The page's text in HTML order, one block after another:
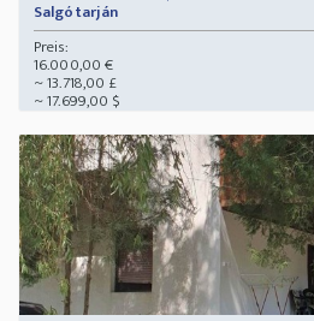
Salgótarján
Preis:
16.000,00 €
~ 13.718,00 £
~ 17.699,00 $